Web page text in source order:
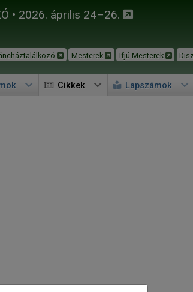
• 2026. április 24–26.
Mesterek Ifjú Mesterek
Cikkek Lapszámok